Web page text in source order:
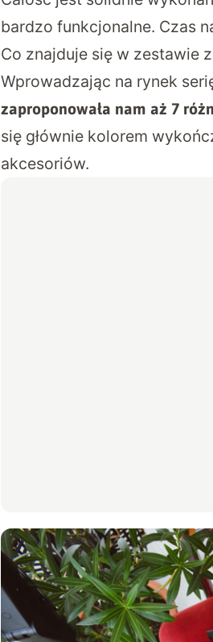
bardzo funkcjonalne. Czas
Co znajduje się w zestawie
Wprowadzając na rynek
zaproponowała nam aż 7
się głównie kolorem
akcesoriów.